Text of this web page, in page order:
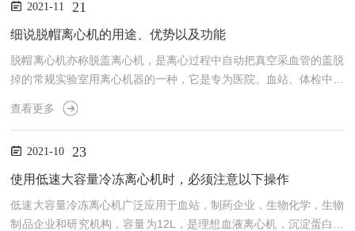
体颗粒在液体中沉降速度不同的特点，有的离心机还可对固体颗粒按
密度或粒度进行分级。采用交流变频电机驱动，整机结构合理、紧
离...
2021-11 21
细说脱帽离心机的用途、优势以及功能
脱帽离心机亦称脱盖离心机，是离心过程中自动把真空采血管的盖脱
掉的常规实验室用离心机器的一种，它是专为医院、血站、体检中心
等单位专业设计而成，集自动脱帽、离心一次完成，*解决医院在分
离真空采血管中脱帽的难题，提高了工作效率。用途：脱帽离心机属
站，医药等科研教育和生产等部门。优势：1、离心过程中自动把真
空采血管的盖脱掉，提高工作效率；2、代替手工脱帽，预防试剂接
心...
查看更多
2021-10 23
使用低速大容量冷冻离心机时，必须注意以下操作
低速大容量冷冻离心机广泛应用于血站，制药企业，生物化学，生物
制品企业和研究机构，容量为12L，是理想血液离心机，沉淀蛋白离